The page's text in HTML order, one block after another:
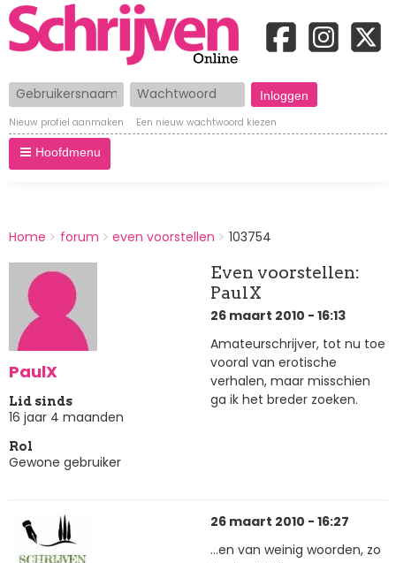
Gebruikersnaam Wachtwoord
Nieuw profiel aanmaken Een nieuw wachtwoord kiezen
Hoofdmenu
BREADCRUMBS
You
here:
Home forum even voorstellen 103754
PaulX
Lid sinds
16 jaar 4 maanden
Rol
Gewone gebruiker
Even voorstellen:
PaulX
26 maart 2010 - 16:13
Amateurschrijver, tot nu toe
vooral van erotische
verhalen, maar misschien
ga ik het breder zoeken.
26 maart 2010 - 16:27
...en van weinig woorden, zo